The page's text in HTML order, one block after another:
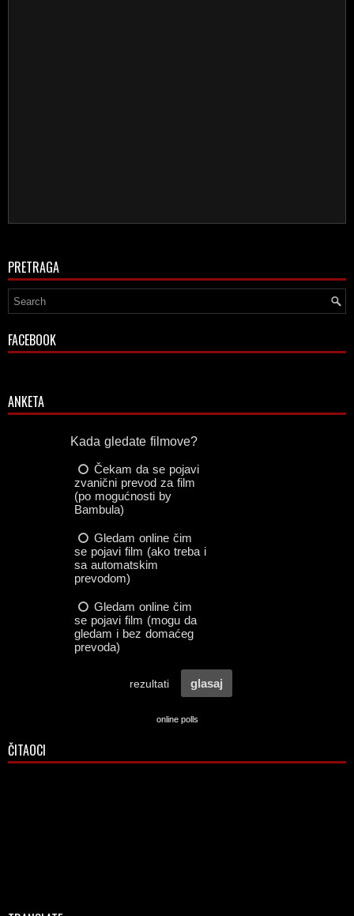
PRETRAGA
FACEBOOK
ANKETA
online polls
ČITAOCI